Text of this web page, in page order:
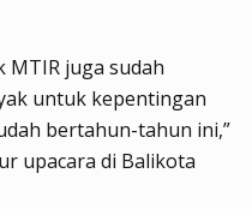
MTIR juga sudah
untuk kepentingan
bertahun-tahun ini,”
upacara di Balikota